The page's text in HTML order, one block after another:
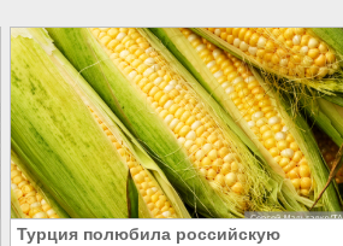
Турция полюбила российскую